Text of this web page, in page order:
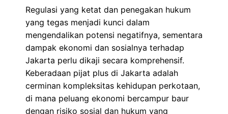
Regulasi yang ketat dan penegakan hukum
yang tegas menjadi kunci dalam
mengendalikan potensi negatifnya, sementara
dampak ekonomi dan sosialnya terhadap
Jakarta perlu dikaji secara komprehensif.
Keberadaan pijat plus di Jakarta adalah
cerminan kompleksitas kehidupan perkotaan,
di mana peluang ekonomi bercampur baur
dengan risiko sosial dan hukum yang